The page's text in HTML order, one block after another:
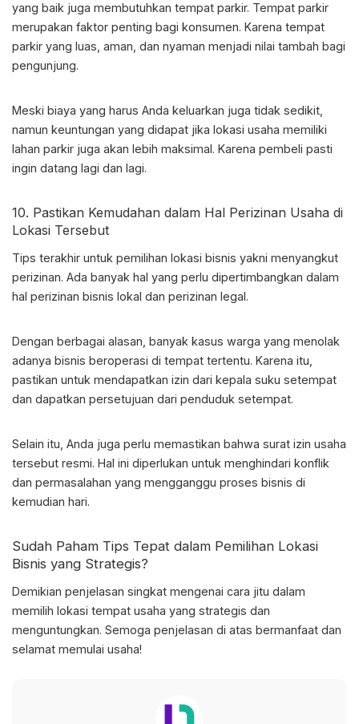
yang baik juga membutuhkan tempat parkir. Tempat parkir
merupakan faktor penting bagi konsumen. Karena tempat
parkir yang luas, aman, dan nyaman menjadi nilai tambah bagi
pengunjung.
Meski biaya yang harus Anda keluarkan juga tidak sedikit,
namun keuntungan yang didapat jika lokasi usaha memiliki
lahan parkir juga akan lebih maksimal. Karena pembeli pasti
ingin datang lagi dan lagi.
10. Pastikan Kemudahan dalam Hal Perizinan Usaha di
Lokasi Tersebut
Tips terakhir untuk pemilihan lokasi bisnis yakni menyangkut
perizinan. Ada banyak hal yang perlu dipertimbangkan dalam
hal perizinan bisnis lokal dan perizinan legal.
Dengan berbagai alasan, banyak kasus warga yang menolak
adanya bisnis beroperasi di tempat tertentu. Karena itu,
pastikan untuk mendapatkan izin dari kepala suku setempat
dan dapatkan persetujuan dari penduduk setempat.
Selain itu, Anda juga perlu memastikan bahwa surat izin usaha
tersebut resmi. Hal ini diperlukan untuk menghindari konflik
dan permasalahan yang mengganggu proses bisnis di
kemudian hari.
Sudah Paham Tips Tepat dalam Pemilihan Lokasi
Bisnis yang Strategis?
Demikian penjelasan singkat mengenai cara jitu dalam
memilih lokasi tempat usaha yang strategis dan
menguntungkan. Semoga penjelasan di atas bermanfaat dan
selamat memulai usaha!